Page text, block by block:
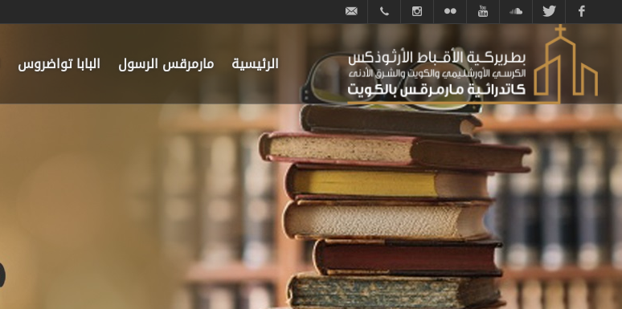
بوك
تويتر
كلاود
kw.net
الرئيسية مارمرقس الرسول البابا تواضروس